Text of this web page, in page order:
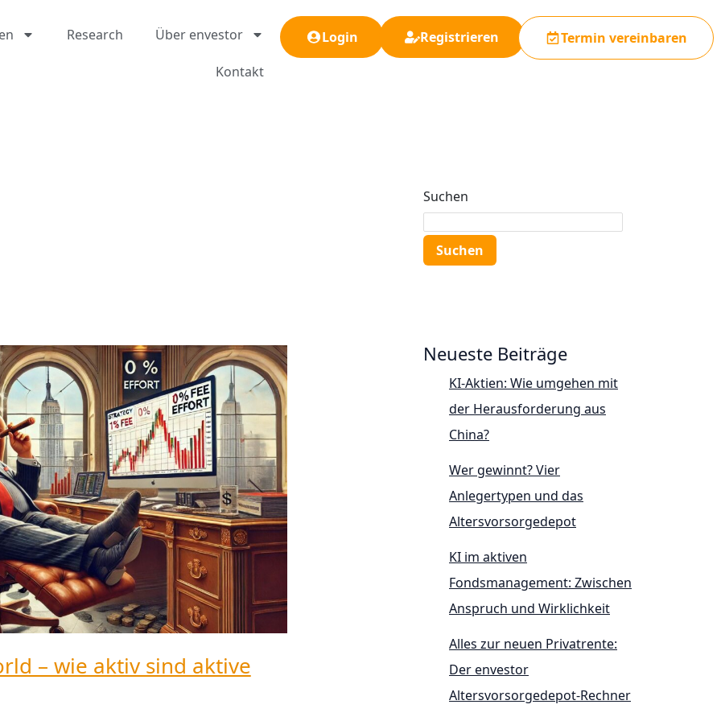
Research Über envestor
Kontakt
Login Registrieren Termin vereinbaren
– wie aktiv sind aktive
Suchen
Suchen
Neueste Beiträge
KI-Aktien: Wie umgehen mit
der Herausforderung aus
China?
Wer gewinnt? Vier
Anlegertypen und das
Altersvorsorgedepot
KI im aktiven
Fondsmanagement: Zwischen
Anspruch und Wirklichkeit
Alles zur neuen Privatrente:
Der envestor
Altersvorsorgedepot-Rechner